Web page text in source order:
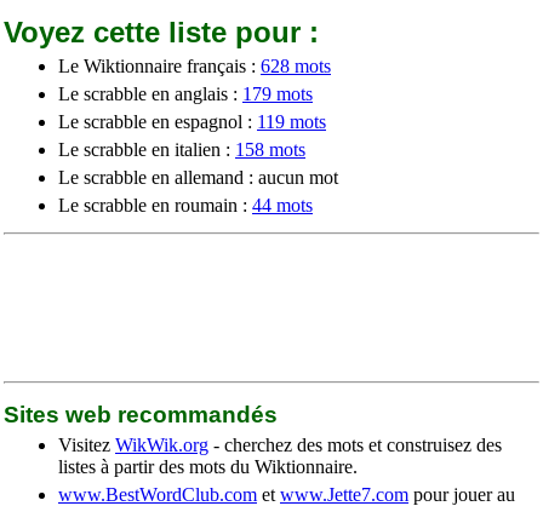
Voyez cette liste pour :
Le Wiktionnaire français : 628 mots
Le scrabble en anglais : 179 mots
Le scrabble en espagnol : 119 mots
Le scrabble en italien : 158 mots
Le scrabble en allemand : aucun mot
Le scrabble en roumain : 44 mots
Sites web recommandés
Visitez WikWik.org - cherchez des mots et construisez des
listes à partir des mots du Wiktionnaire.
www.BestWordClub.com et www.Jette7.com pour jouer au